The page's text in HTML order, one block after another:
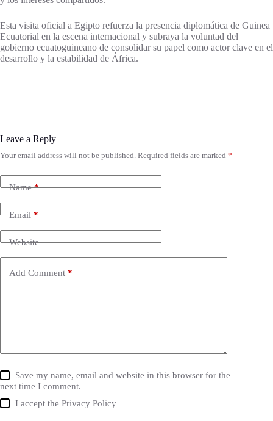
Esta visita oficial a Egipto refuerza la presencia diplomática de Guinea
Ecuatorial en la escena internacional y subraya la voluntad del
gobierno ecuatoguineano de consolidar su papel como actor clave en el
desarrollo y la estabilidad de África.
Leave a Reply
Your email address will not be published. Required fields are marked *
Name*
Email*
Website
Add Comment *
Save my name, email and website in this browser for the
next time I comment.
I accept thePrivacy Policy